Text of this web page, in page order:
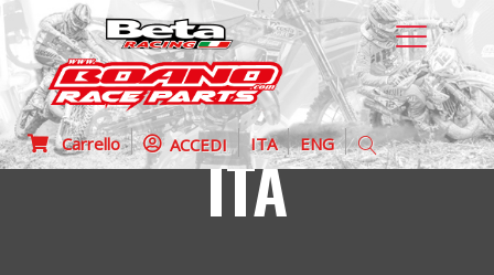
Carrello ACCEDI ITA ENG
ITA